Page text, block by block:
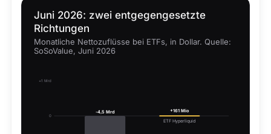
Juni 2026: zwei entgegengesetzte
Richtungen
Monatliche Nettozuflüsse bei ETFs, in Dollar. Quelle:
SoSoValue, Juni 2026
+1 Mrd
0
-4,5 Mrd
+161 Mio
ETF Hyperliquid